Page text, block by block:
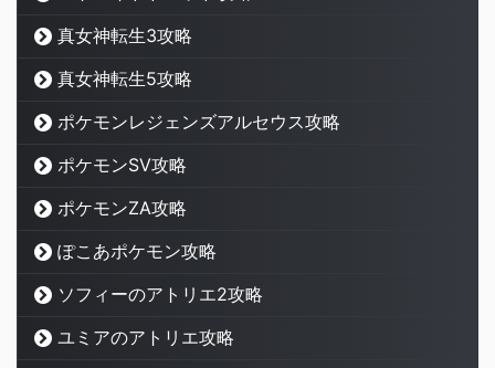
真女神転生3攻略
真女神転生5攻略
ポケモンレジェンズアルセウス攻略
ポケモンSV攻略
ポケモンZA攻略
ぽこあポケモン攻略
ソフィーのアトリエ2攻略
ユミアのアトリエ攻略